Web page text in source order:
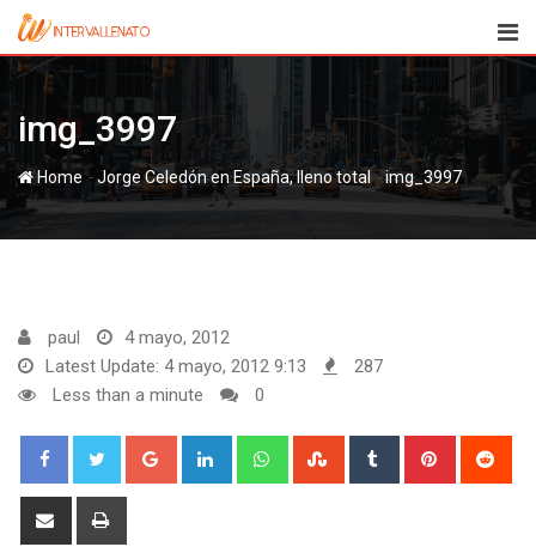
Skip
content
img_3997
Home-Jorge Celedón en España, lleno total-img_3997
paul
4 mayo, 2012
Latest Update: 4 mayo, 2012 9:13
287
Less than a minute
0
Google+ LinkedIn WhatsappStumbleUpon
Tumblr Pinterest
Share